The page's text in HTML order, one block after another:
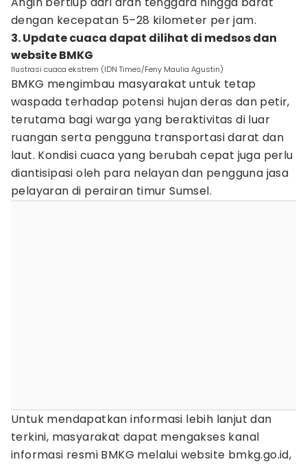
dengan kecepatan 5–28 kilometer per jam.
3. Update cuaca dapat dilihat di medsos dan
website BMKG
Ilustrasi cuaca ekstrem (IDN Times/Feny Maulia Agustin)
BMKG mengimbau masyarakat untuk tetap
waspada terhadap potensi hujan deras dan petir,
terutama bagi warga yang beraktivitas di luar
ruangan serta pengguna transportasi darat dan
laut. Kondisi cuaca yang berubah cepat juga perlu
diantisipasi oleh para nelayan dan pengguna jasa
pelayaran di perairan timur Sumsel.
Untuk mendapatkan informasi lebih lanjut dan
terkini, masyarakat dapat mengakses kanal
informasi resmi BMKG melalui website bmkg.go.id,